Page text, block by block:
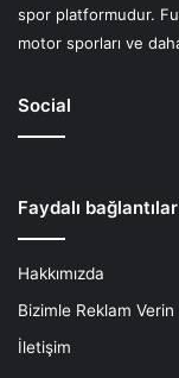
spor platformudur.
motor sporları ve
Social
Faydalı bağlantılar
Hakkımızda
Bizimle Reklam Verin
İletişim